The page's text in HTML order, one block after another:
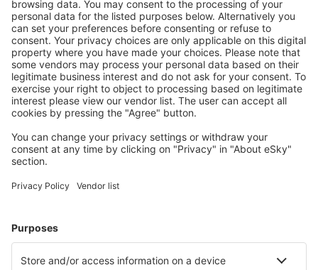
Planlegg reisen din
Flybilletter
Storbyferie
Sommerferie
Overnatting
Fly+Hotell
Hoteller
Transferer
Lær mer